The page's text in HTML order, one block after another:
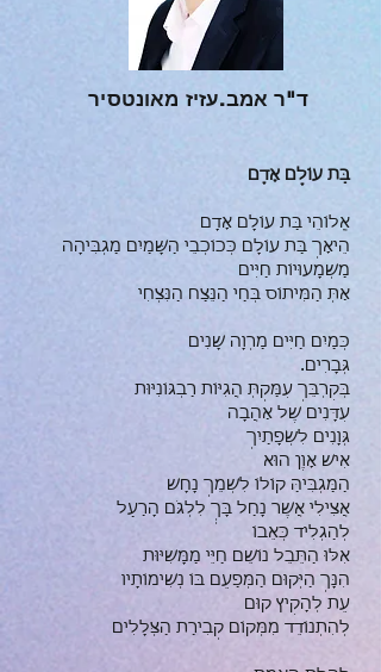
ד"ר אמב.עזיז מאונטסיר
בַּת עוֹלָם אָדָם
אֱלוֹהֵי בַּת עוֹלָם אָדָם
הֵיאָךְ בַּת עוֹלָם כְּכוֹכְבֵי הַשָּׁמַיִם מַגְבִּיהָה
מַשְׁמָעוּיוֹת חַיִּים
אַתְּ הַמִּיתוֹס בְּחַי הַנֵּצַח הַנִּצְחִי
כְּמַיִם חַיִּים מַרְוָה שָׁנִים
גְּבָרִים.
בְּקִרְבֵּךְ עִמַּקְתְּ הֲגִיּוֹת רַבְגּוֹנִיּוּת
עִדָּנִים שֶׁל אַהֲבָה
גְּוָנִים לִשְׂפָתַיִךְ
אִישׁ אָוֶן הוּא
הַמַּגְבִּיהַּ קוֹלוֹ לִשְׁמֵךְ נָחָשׁ
אֲצִילִי אֲשֶׁר נָחַל בָּךְְ לִלְגֹּם הָרַעַל
לְהַגְלִיד כְּאֵבוֹ
אִלּוּ הַתֵּבֵל נוֹשֵׁם חַיֵּי מַמָּשִׁיּוּת
הִנָּךְ הַיְּקוּם הַמְּפַעֵם בּוֹ נְשִׁימוֹתָיו
עֵת לְהָקִיץ קוּם
לְהִתְנוֹדֵד מִמְּקוֹם קְבִירַת הַצְּלָלִים